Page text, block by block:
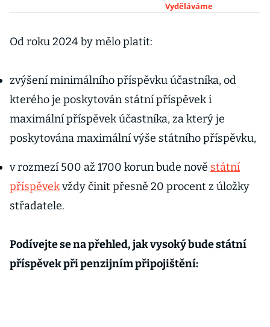
se vyplatí, kdy a
Vyděláváme
Od roku 2024 by mělo platit:
zvýšení minimálního příspěvku účastníka, od
kterého je poskytován státní příspěvek i
maximální příspěvek účastníka, za který je
poskytována maximální výše státního příspěvku,
v rozmezí 500 až 1700 korun bude nově státní
příspěvekvždy činit přesně 20 procent z úložky
střadatele.
Podívejte se na přehled, jak vysoký bude státní
příspěvek při penzijním připojištění: